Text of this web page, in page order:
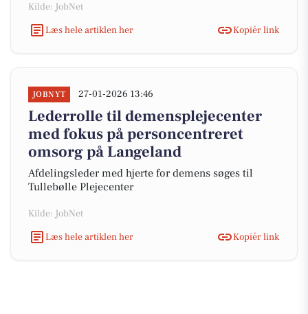
Kilde: JobNet
Læs hele artiklen her
Kopiér link
JOBNYT 27-01-2026 13:46
Lederrolle til demensplejecenter
med fokus på personcentreret
omsorg på Langeland
Afdelingsleder med hjerte for demens søges til
Tullebølle Plejecenter
Kilde: JobNet
Læs hele artiklen her
Kopiér link